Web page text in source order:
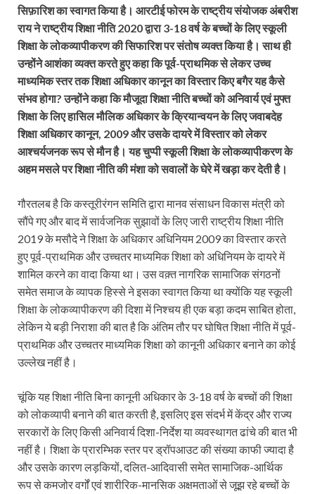
सिफ़ारिश का स्वागत किया है। आरटीई फोरम के राष्ट्रीय संयोजक अंबरीश
राय ने राष्ट्रीय शिक्षा नीति 2020 द्वारा 3-18 वर्ष के बच्चों के लिए स्कूली
शिक्षा के लोकव्यापीकरण की सिफारिश पर संतोष व्यक्त किया है। साथ ही
उन्होंने आशंका व्यक्त करते हुए कहा कि पूर्व-प्राथमिक से लेकर उच्च
माध्यमिक स्तर तक शिक्षा अधिकार कानून का विस्तार किए बगैर यह कैसे
संभव होगा? उन्होंने कहा कि मौजूदा शिक्षा नीति बच्चों को अनिवार्य एवं मुफ्त
शिक्षा के लिए हासिल मौलिक अधिकार के क्रियान्वयन के लिए जवाबदेह
शिक्षा अधिकार कानून, 2009 और उसके दायरे में विस्तार को लेकर
आश्चर्यजनक रूप से मौन है। यह चुप्पी स्कूली शिक्षा के लोकव्यापीकरण के
अहम मसले पर शिक्षा नीति की मंशा को सवालों के घेरे में खड़ा कर देती है।
गौरतलब है कि कस्तूरीरंगन समिति द्वारा मानव संसाधन विकास मंत्री को
सौंपे गए और बाद में सार्वजनिक सुझावों के लिए जारी राष्ट्रीय शिक्षा नीति
2019 के मसौदे ने शिक्षा के अधिकार अधिनियम 2009 का विस्तार करते
हुए पूर्व-प्राथमिक और उच्चतर माध्यमिक शिक्षा को अधिनियम के दायरे में
शामिल करने का वादा किया था। उस वक़्त नागरिक सामाजिक संगठनों
समेत समाज के व्यापक हिस्से ने इसका स्वागत किया था क्योंकि यह स्कूली
शिक्षा के लोकव्यापीकरण की दिशा में निश्चय ही एक बड़ा कदम साबित होता,
लेकिन ये बड़ी निराशा की बात है कि अंतिम तौर पर घोषित शिक्षा नीति में पूर्व-
प्राथमिक और उच्चतर माध्यमिक शिक्षा को कानूनी अधिकार बनाने का कोई
उल्लेख नहीं है।
चूंकि यह शिक्षा नीति बिना कानूनी अधिकार के 3-18 वर्ष के बच्चों की शिक्षा
को लोकव्यापी बनाने की बात करती है, इसलिए इस संदर्भ में केंद्र और राज्य
सरकारों के लिए किसी अनिवार्य दिशा-निर्देश या व्यवस्थागत ढांचे की बात भी
नहीं है। शिक्षा के प्रारम्भिक स्तर पर ड्रॉपआउट की संख्या काफी ज्यादा है
और उसके कारण लड़कियों, दलित-आदिवासी समेत सामाजिक-आर्थिक
रूप से कमजोर वर्गों एवं शारीरिक-मानसिक अक्षमताओं से जूझ रहे बच्चों के